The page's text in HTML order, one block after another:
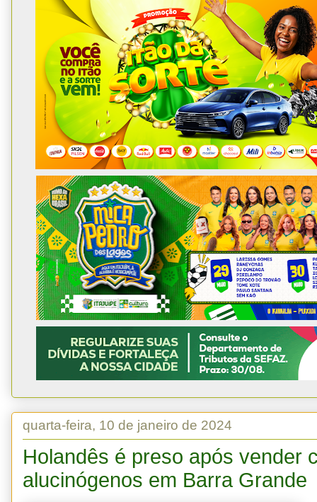
quarta-feira, 10 de janeiro de 2024
Holandês é preso após vender
alucinógenos em Barra Grande